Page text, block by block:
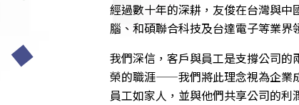
經過數十年的深耕，友俊在台灣與
腦、和碩聯合科技及台達電子等業界
我們深信，客戶與員工是支撐公司
榮的職涯——我們將此理念視為企業
員工如家人，並與他們共享公司的利